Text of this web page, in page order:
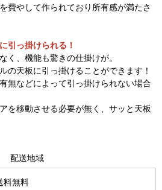
費やして作られており所有感が満たさ
引っ掛けられる！
く、機能も驚きの仕掛けが。
の天板に引っ掛けることができます！
無などによって引っ掛けられない場合
を移動させる必要が無く、サッと天板
配送地域
料無料